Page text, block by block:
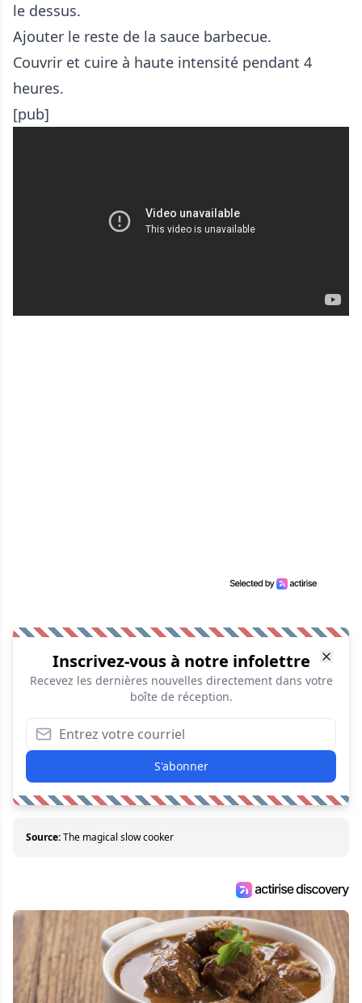
le dessus.
Ajouter le reste de la sauce barbecue.
Couvrir et cuire à haute intensité pendant 4
heures.
[pub]
Inscrivez-vous à notre infolettre
Recevez les dernières nouvelles directement dans votre
boîte de réception.
S'abonner
Source:The magical slow cooker